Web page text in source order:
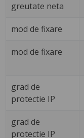
greutate neta
mod de fixare
mod de fixare
grad de
protectie IP
grad de
protectie IP